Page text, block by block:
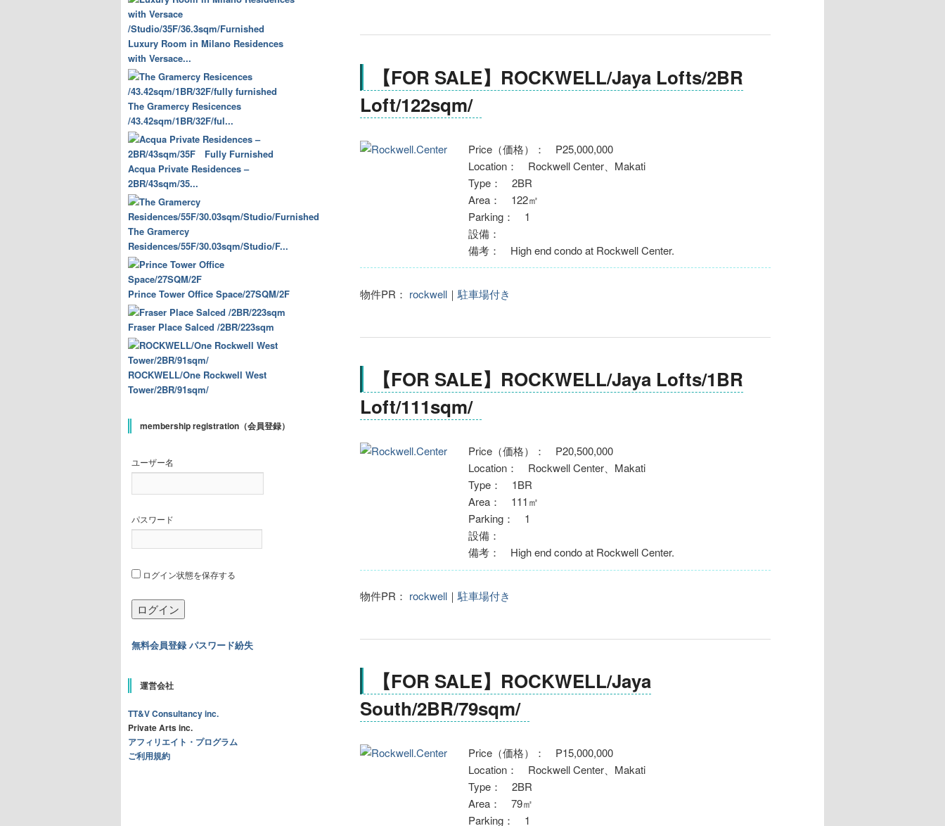
【FOR SALE】ROCKWELL/Jaya Lofts/2BR
Loft/122sqm/
Price（価格）： P25,000,000
Location： Rockwell Center、Makati
Type： 2BR
Area： 122㎡
Parking： 1
設備：
備考： High end condo at Rockwell Center.
物件PR： rockwell ｜ 駐車場付き
【FOR SALE】ROCKWELL/Jaya Lofts/1BR
Loft/111sqm/
Price（価格）： P20,500,000
Location： Rockwell Center、Makati
Type： 1BR
Area： 111㎡
Parking： 1
設備：
備考： High end condo at Rockwell Center.
物件PR： rockwell ｜ 駐車場付き
【FOR SALE】ROCKWELL/Jaya
South/2BR/79sqm/
Price（価格）： P15,000,000
Location： Rockwell Center、Makati
Type： 2BR
Area： 79㎡
Parking： 1
Luxury Room in Milano Residences
with Versace...
The Gramercy Resicences
/43.42sqm/1BR/32F/ful...
Acqua Private Residences –
2BR/43sqm/35...
The Gramercy
Residences/55F/30.03sqm/Studio/F...
Prince Tower Office Space/27SQM/2F
Fraser Place Salced /2BR/223sqm
ROCKWELL/One Rockwell West
Tower/2BR/91sqm/
membership registration（会員登録）
ユーザー名
パスワード
ログイン状態を保存する
無料会員登録 パスワード紛失
運営会社
TT&V Consultancy inc.
Private Arts inc.
アフィリエイト・プログラム
ご利用規約